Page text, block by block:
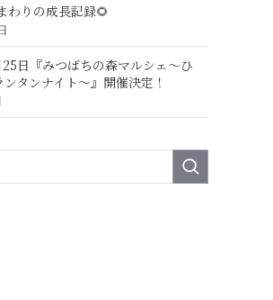
わりの成長記録🌻
日『みつばちの森マルシェ～ひ
タンナイト～』開催決定！